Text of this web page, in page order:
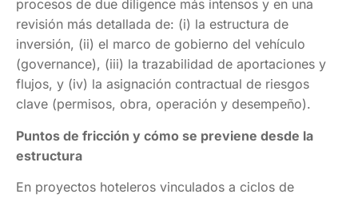
procesos de due diligence más intensos y en una
revisión más detallada de: (i) la estructura de
inversión, (ii) el marco de gobierno del vehículo
(governance), (iii) la trazabilidad de aportaciones y
flujos, y (iv) la asignación contractual de riesgos
clave (permisos, obra, operación y desempeño).
Puntos de fricción y cómo se previene desde la
estructura
En proyectos hoteleros vinculados a ciclos de